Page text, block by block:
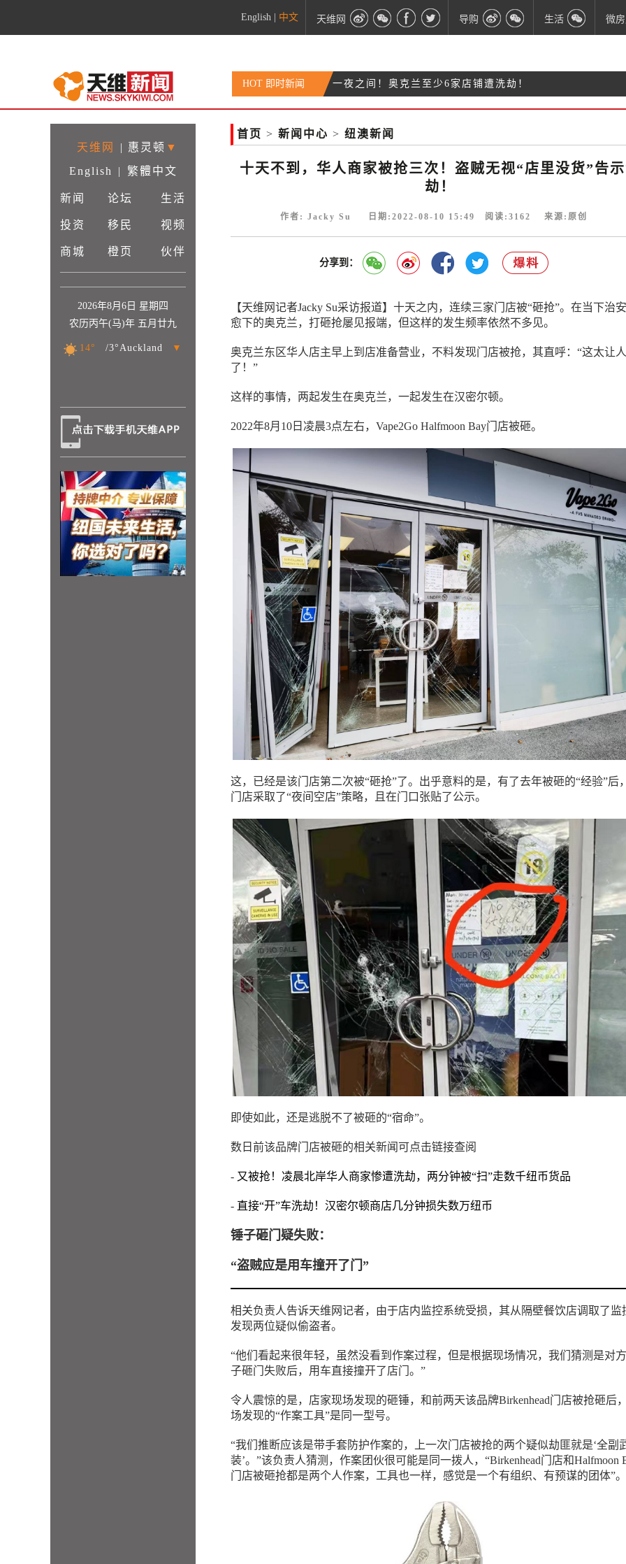
English 中文 天维网 导购 生活 微
HOT 即时新闻
一夜之间！奥克兰至少6家店铺遭洗劫！
又被抢！凌晨北岸华人商家惨遭洗劫，两分钟被“扫”
走数千纽币货品
天维网 | 惠灵顿 ▼
English
| 繁體中文
新闻 论坛 生活
投资 移民 视频
商城 橙页 伙伴
2026年8月6日 星期四
农历丙午(马)年 五月廿九
14° /3°Auckland ▼
首页 > 新闻中心 > 纽澳新闻
十天不到，华人商家被抢三次！盗贼无视“店里没货”告
劫！
作者: Jacky Su 日期:2022-08-10 15:49 阅读: 3162 来源:原创
分享到：
【天维网记者Jacky Su采访报道】十天之内，连续三家门店被“砸抢”。在当下治
愈下的奥克兰，打砸抢屡见报端，但这样的发生频率依然不多见。
奥克兰东区华人店主早上到店准备营业，不料发现门店被抢，其直呼：“这太让
了！”
这样的事情，两起发生在奥克兰，一起发生在汉密尔顿。
2022年8月10日凌晨3点左右，Vape2Go Halfmoon Bay门店被砸。
这，已经是该门店第二次被“砸抢”了。出乎意料的是，有了去年被砸的“经验”后
门店采取了“夜间空店”策略，且在门口张贴了公示。
即使如此，还是逃脱不了被砸的“宿命”。
数日前该品牌门店被砸的相关新闻可点击链接查阅
- 又被抢！凌晨北岸华人商家惨遭洗劫，两分钟被“扫”走数千纽币货品
- 直接“开”车洗劫！汉密尔顿商店几分钟损失数万纽币
锤子砸门疑失败：
“盗贼应是用车撞开了门”
相关负责人告诉天维网记者，由于店内监控系统受损，其从隔壁餐饮店调取了监
发现两位疑似偷盗者。
“他们看起来很年轻，虽然没看到作案过程，但是根据现场情况，我们猜测是对
子砸门失败后，用车直接撞开了店门。”
令人震惊的是，店家现场发现的砸锤，和前两天该品牌Birkenhead门店被抢砸后
场发现的“作案工具”是同一型号。
“我们推断应该是带手套防护作案的，上一次门店被抢的两个疑似劫匪就是‘全副
装’。”该负责人猜测，作案团伙很可能是同一拨人，“Birkenhead门店和Halfmoon
门店被砸抢都是两个人作案，工具也一样，感觉是一个有组织、有预谋的团体”。